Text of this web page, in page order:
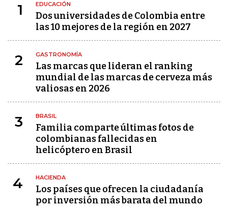
1 EDUCACIÓN
Dos universidades de Colombia entre
las 10 mejores de la región en 2027
2 GASTRONOMÍA
Las marcas que lideran el ranking
mundial de las marcas de cerveza más
valiosas en 2026
3 BRASIL
Familia comparte últimas fotos de
colombianas fallecidas en
helicóptero en Brasil
4 HACIENDA
Los países que ofrecen la ciudadanía
por inversión más barata del mundo